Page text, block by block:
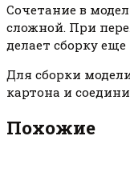
Сочетание в
сложной. При
делает сборку
Для сборки
картона и
Похожие